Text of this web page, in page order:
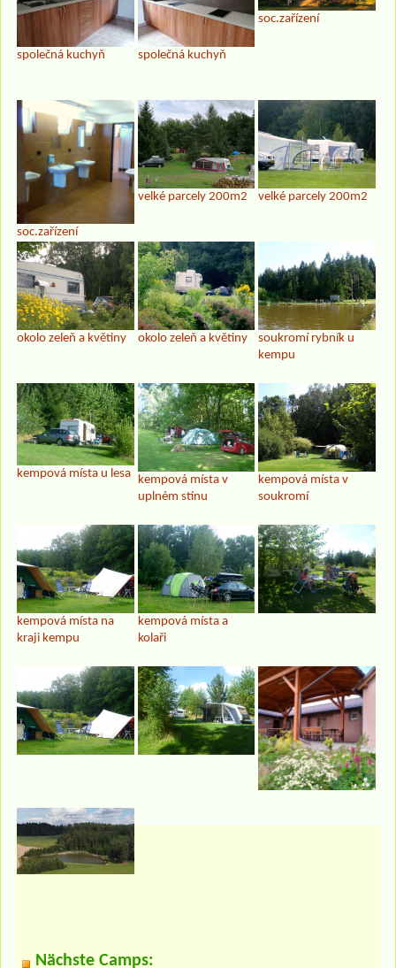
společná kuchyň společná kuchyň
soc.zařízení
soc.zařízení
velké parcely 200m2 velké parcely 200m2
okolo zeleň a květiny okolo zeleň a květiny
soukromí rybník u
kempu
kempová místa u lesa
kempová místa v
uplném stínu
kempová místa v
soukromí
kempová místa na
kraji kempu
kempová místa a
kolaři
Nächste Camps: